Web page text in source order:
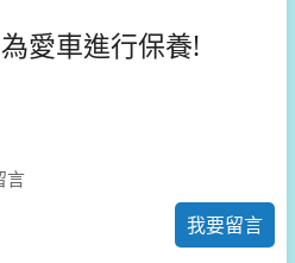
愛車進行保養!
言
我要留言